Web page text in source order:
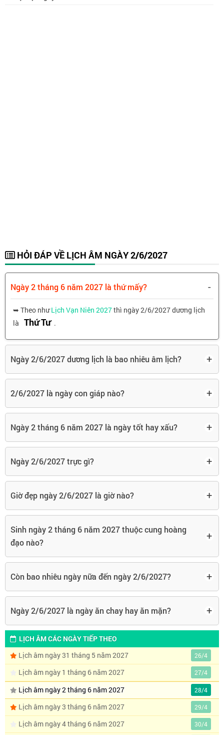
HỎI ĐÁP VỀ LỊCH ÂM NGÀY 2/6/2027
Ngày 2 tháng 6 năm 2027 là thứ mấy? -
➥ Theo nhưLịch Vạn Niên 2027thì ngày 2/6/2027 dương lịch
là Thứ Tư .
Ngày 2/6/2027 dương lịch là bao nhiêu âm lịch? +
2/6/2027 là ngày con giáp nào? +
Ngày 2 tháng 6 năm 2027 là ngày tốt hay xấu? +
Ngày 2/6/2027 trực gì? +
Giờ đẹp ngày 2/6/2027 là giờ nào? +
Sinh ngày 2 tháng 6 năm 2027 thuộc cung hoàng
đạo nào?
+
Còn bao nhiêu ngày nữa đến ngày 2/6/2027? +
Ngày 2/6/2027 là ngày ăn chay hay ăn mặn? +
LỊCH ÂM CÁC NGÀY TIẾP THEO
Lịch âm ngày 31 tháng 5 năm 2027
26/4
Lịch âm ngày 1 tháng 6 năm 2027 27/4
Lịch âm ngày 2 tháng 6 năm 2027 28/4
Lịch âm ngày 3 tháng 6 năm 2027 29/4
Lịch âm ngày 4 tháng 6 năm 2027 30/4